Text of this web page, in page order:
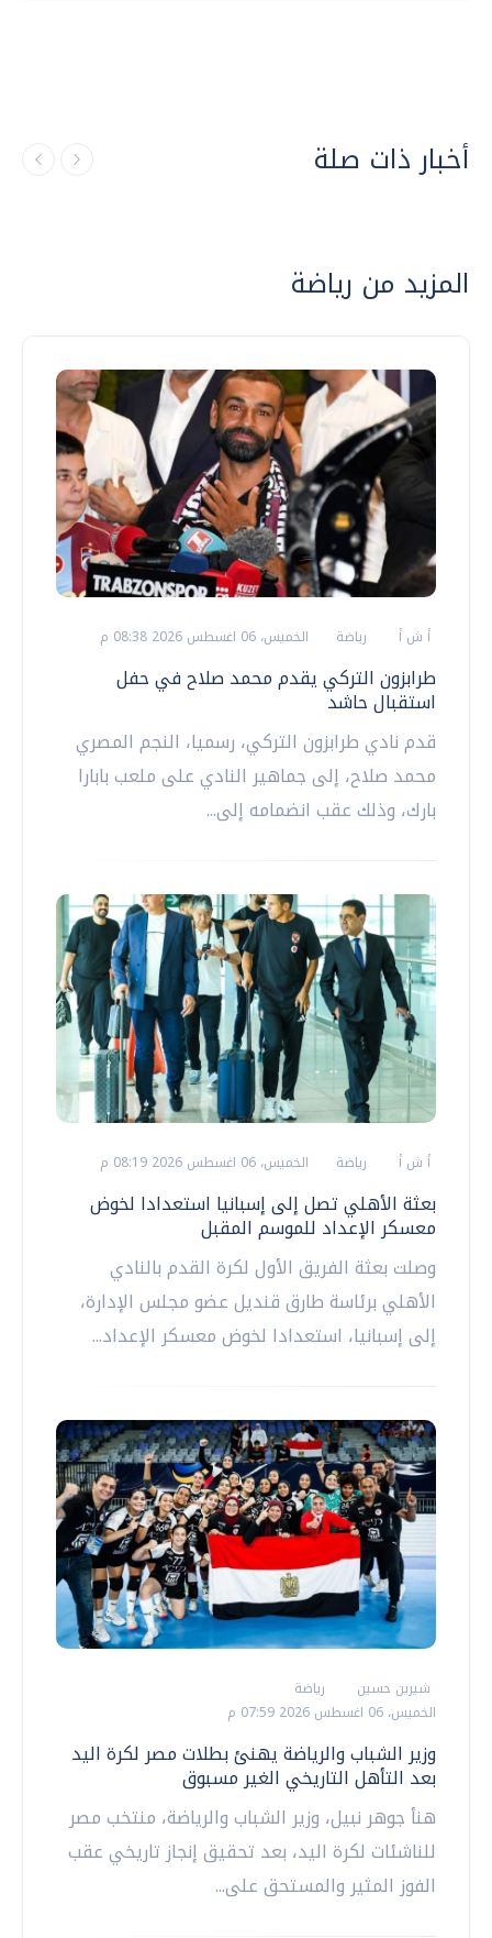
أخبار ذات صلة
المزيد من رياضة
أ ش أ رياضة الخميس، 06 اغسطس 2026 08:38 م
طرابزون التركي يقدم محمد صلاح في حفل
استقبال حاشد
قدم نادي طرابزون التركي، رسميا، النجم المصري
محمد صلاح، إلى جماهير النادي على ملعب بابارا
بارك، وذلك عقب انضمامه إلى...
أ ش أ رياضة الخميس، 06 اغسطس 2026 08:19 م
بعثة الأهلي تصل إلى إسبانيا استعدادا لخوض
معسكر الإعداد للموسم المقبل
وصلت بعثة الفريق الأول لكرة القدم بالنادي
الأهلي برئاسة طارق قنديل عضو مجلس الإدارة،
إلى إسبانيا، استعدادا لخوض معسكر الإعداد...
شيرين حسين
رياضة
الخميس، 06 اغسطس 2026 07:59 م
وزير الشباب والرياضة يهنئ بطلات مصر لكرة اليد
بعد التأهل التاريخي الغير مسبوق
هنأ جوهر نبيل، وزير الشباب والرياضة، منتخب مصر
للناشئات لكرة اليد، بعد تحقيق إنجاز تاريخي عقب
الفوز المثير والمستحق على...